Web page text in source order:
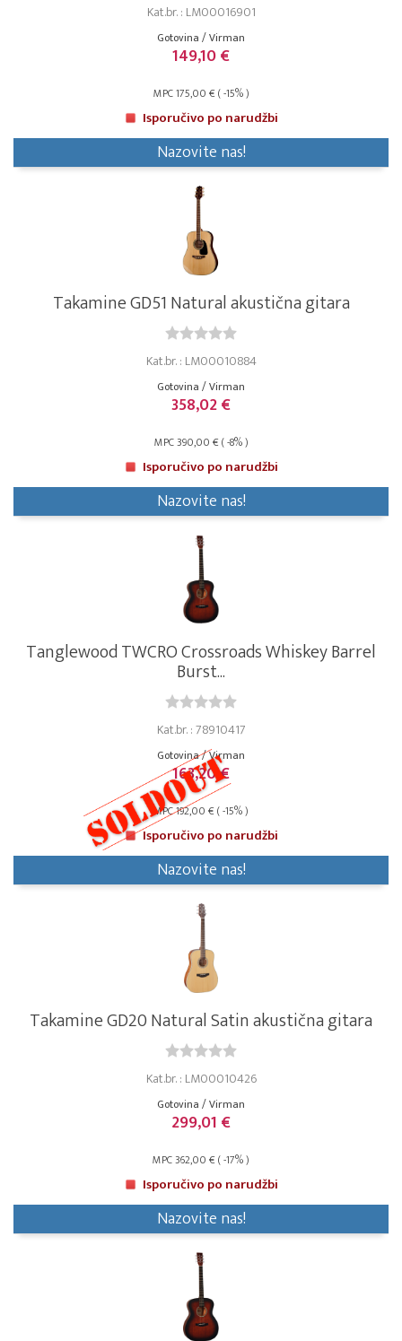
Kat.br. : LM00016901
Gotovina / Virman
149,10 €
MPC 175,00 € ( -15% )
Isporučivo po narudžbi
Nazovite nas!
Takamine GD51 Natural akustična gitara
Kat.br. : LM00010884
Gotovina / Virman
358,02 €
MPC 390,00 € ( -8% )
Isporučivo po narudžbi
Nazovite nas!
Tanglewood TWCRO Crossroads Whiskey Barrel
Burst...
Kat.br. : 78910417
Gotovina / Virman
163,20 €
MPC 192,00 € ( -15% )
Isporučivo po narudžbi
Nazovite nas!
Takamine GD20 Natural Satin akustična gitara
Kat.br. : LM00010426
Gotovina / Virman
299,01 €
MPC 362,00 € ( -17% )
Isporučivo po narudžbi
Nazovite nas!